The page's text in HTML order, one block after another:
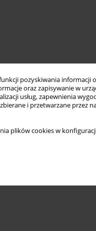
pozyskiwania informacji
oraz zapisywanie w
usług, zapewnienia
i przetwarzane przez
plików cookies w